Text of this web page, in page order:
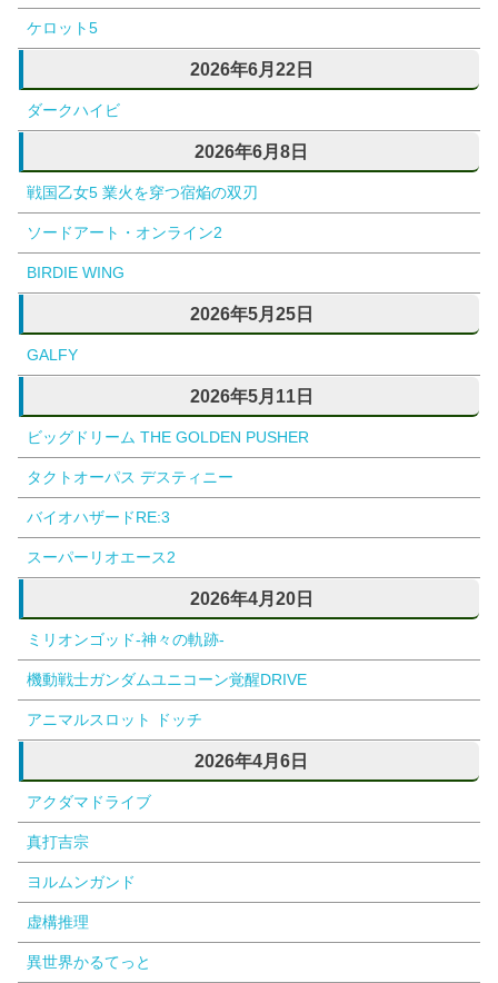
ケロット5
2026年6月22日
ダークハイビ
2026年6月8日
戦国乙女5 業火を穿つ宿焔の双刃
ソードアート・オンライン2
BIRDIE WING
2026年5月25日
GALFY
2026年5月11日
ビッグドリーム THE GOLDEN PUSHER
タクトオーパス デスティニー
バイオハザードRE:3
スーパーリオエース2
2026年4月20日
ミリオンゴッド-神々の軌跡-
機動戦士ガンダムユニコーン覚醒DRIVE
アニマルスロット ドッチ
2026年4月6日
アクダマドライブ
真打吉宗
ヨルムンガンド
虚構推理
異世界かるてっと